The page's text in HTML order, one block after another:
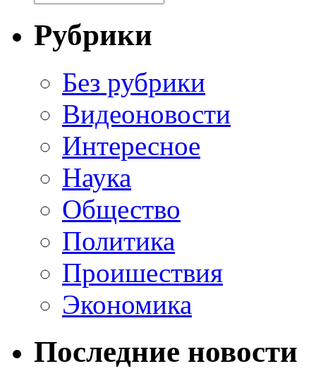
Рубрики
Без рубрики
Видеоновости
Интересное
Наука
Общество
Политика
Проишествия
Экономика
Последние новости